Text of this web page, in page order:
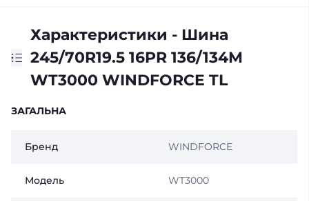
Характеристики - Шина
245/70R19.5 16PR 136/134M
WT3000 WINDFORCE TL
ЗАГАЛЬНА
Бренд WINDFORCE
Модель WT3000